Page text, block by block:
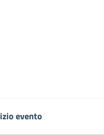
evento